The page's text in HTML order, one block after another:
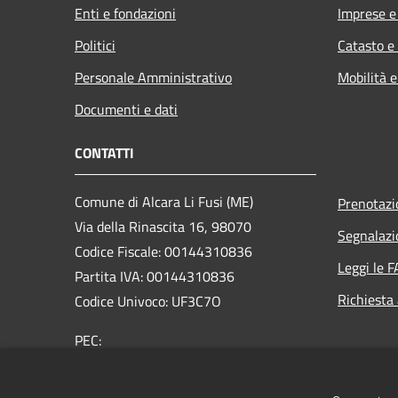
Enti e fondazioni
Politici
Personale Amministrativo
Documenti e dati
Imprese
Catasto
Mobilità
CONTATTI
Comune di Alcara Li Fusi (ME)
Via della Rinascita 16, 98070
Codice Fiscale: 00144310836
Partita IVA: 00144310836
Codice Univoco: UF3C7O
PEC:
Leggi le